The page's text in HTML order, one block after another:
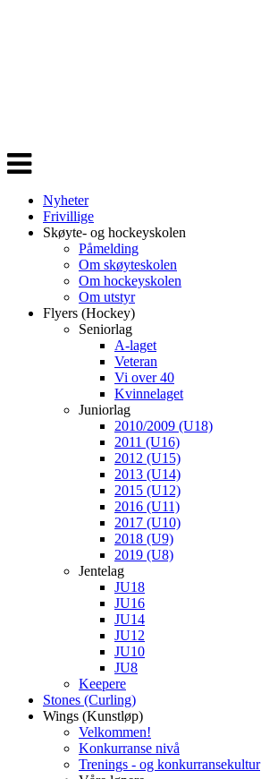
Veksle
navigasjon
Nyheter
Frivillige
Skøyte- og hockeyskolen
Påmelding
Om skøyteskolen
Om hockeyskolen
Om utstyr
Flyers (Hockey)
Seniorlag
A-laget
Veteran
Vi over 40
Kvinnelaget
Juniorlag
2010/2009 (U18)
2011 (U16)
2012 (U15)
2013 (U14)
2015 (U12)
2016 (U11)
2017 (U10)
2018 (U9)
2019 (U8)
Jentelag
JU18
JU16
JU14
JU12
JU10
JU8
Keepere
Stones (Curling)
Wings (Kunstløp)
Velkommen!
Konkurranse nivå
Trenings - og konkurransekultur